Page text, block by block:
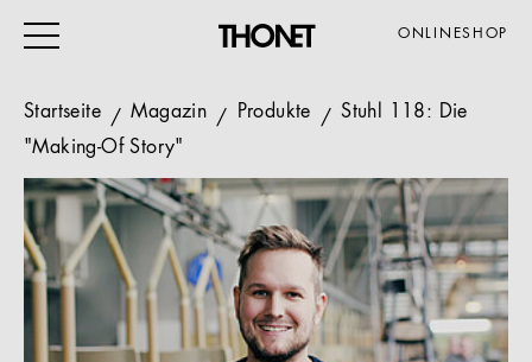
ONLINESHOP
ARBEITEN
WOHNEN
VERANSTALTUNG
GASTRO & HOTEL
Startseite Magazin Produkte
Stuhl 118: Die
"Making-Of Story"